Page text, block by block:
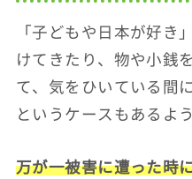
「子どもや日本が好き
けてきたり、物や小銭
て、気をひいている間
というケースもあるよ
万が一被害に遭った時